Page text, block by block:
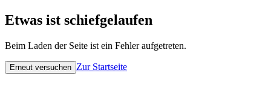
Etwas ist schiefgelaufen
Beim Laden der Seite ist ein Fehler aufgetreten.
Erneut versuchen Zur Startseite